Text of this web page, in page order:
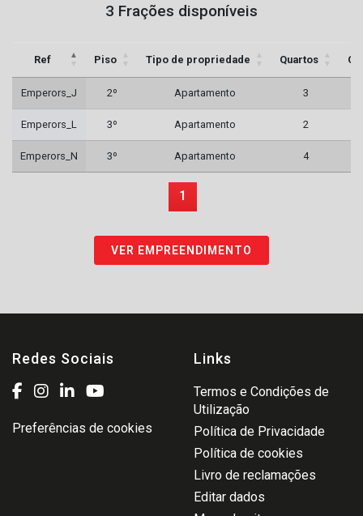
3 Frações disponíveis
Ref Piso Tipo de propriedade Quartos
Emperors_J 2º Apartamento 3
Emperors_L 3º Apartamento 2
Emperors_N 3º Apartamento 4
1
VER EMPREENDIMENTO
Redes Sociais
Preferências de cookies
Links
Termos e Condições de
Utilização
Política de Privacidade
Política de cookies
Livro de reclamações
Editar dados